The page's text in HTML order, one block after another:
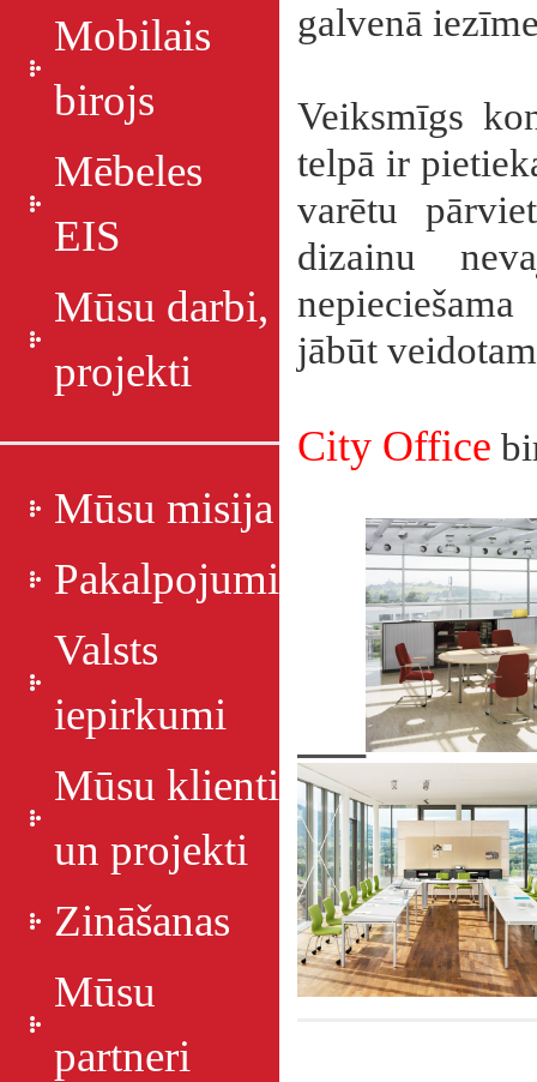
Mobilais
birojs
Mēbeles
EIS
Mūsu darbi,
projekti
Mūsu misija
Pakalpojumi
Valsts
iepirkumi
Mūsu klienti
un projekti
Zināšanas
Mūsu
partneri
galvenā
Veiksmīgs
telpā ir
varētu
dizainu
jābūt
City Office